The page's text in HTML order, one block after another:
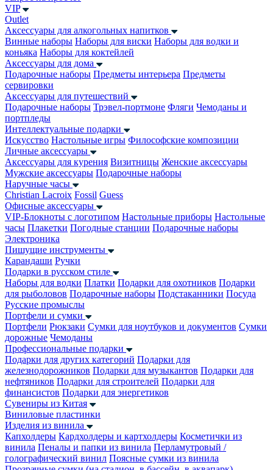
VIP
Outlet
Аксессуары для алкогольных напитков
Винные наборы Наборы для виски Наборы для водки и
коньяка Наборы для коктейлей
Аксессуары для дома
Подарочные наборы Предметы интерьера Предметы
сервировки
Аксессуары для путешествий
Подарочные наборы Трэвел-портмоне Фляги Чемоданы и
портпледы
Интеллектуальные подарки
Искусство Настольные игры Философские композиции
Личные аксессуары
Аксессуары для курения Визитницы Женские аксессуары
Мужские аксессуары Подарочные наборы
Наручные часы
Christian Lacroix Fossil Guess
Офисные аксессуары
VIP-Блокноты с логотипом Настольные приборы Настольные
часы Плакетки Погодные станции Подарочные наборы
Электроника
Пишущие инструменты
Карандаши Ручки
Подарки в русском стиле
Наборы для водки Платки Подарки для охотников Подарки
для рыболовов Подарочные наборы Подстаканники Посуда
Русские промыслы
Портфели и сумки
Портфели Рюкзаки Сумки для ноутбуков и документов Сумки
дорожные Чемоданы
Профессиональные подарки
Подарки для других категорий Подарки для
железнодорожников Подарки для музыкантов Подарки для
нефтяников Подарки для строителей Подарки для
финансистов Подарки для энергетиков
Сувениры из Китая
Виниловые пластинки
Изделия из винила
Капхолдеры Кардхолдеры и картхолдеры Косметички из
винила Пеналы и папки из винила Перламутровый /
голографический винил Поясные сумки из винила